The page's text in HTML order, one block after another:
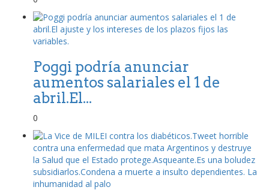
Poggi podría anunciar
aumentos salariales el 1 de
abril.El...
0